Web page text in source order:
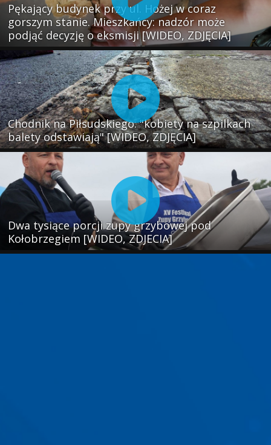
Pękający budynek przy ul. Hożej w coraz
gorszym stanie. Mieszkańcy: nadzór może
podjąć decyzję o eksmisji [WIDEO, ZDJĘCIA]
Chodnik na Piłsudskiego: "kobiety na szpilkach
balety odstawiają" [WIDEO, ZDJĘCIA]
Dwa tysiące porcji zupy grzybowej pod
Kołobrzegiem [WIDEO, ZDJECIA]